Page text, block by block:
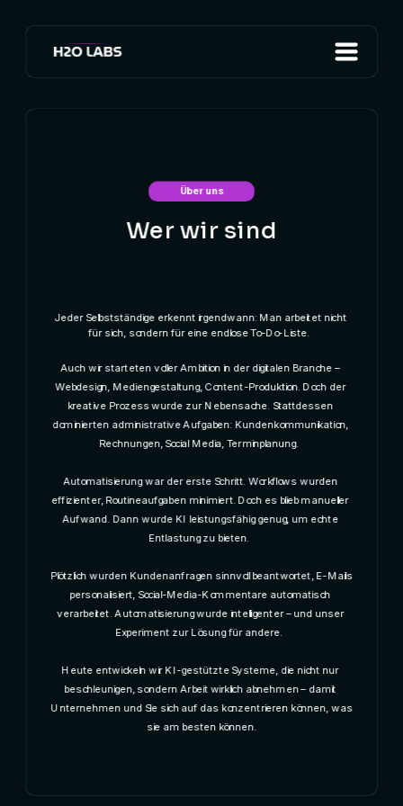
Über uns
Wer wir sind
Jeder Selbstständige erkennt irgendwann: Man arbeitet nicht
für sich, sondern für eine endlose To-Do-Liste.
Auch wir starteten voller Ambition in der digitalen Branche –
Webdesign, Mediengestaltung, Content-Produktion. Doch der
kreative Prozess wurde zur Nebensache. Stattdessen
dominierten administrative Aufgaben: Kundenkommunikation,
Rechnungen, Social Media, Terminplanung.
Automatisierung war der erste Schritt. Workflows wurden
effizienter, Routineaufgaben minimiert. Doch es blieb manueller
Aufwand. Dann wurde KI leistungsfähig genug, um echte
Entlastung zu bieten.
Plötzlich wurden Kundenanfragen sinnvoll beantwortet, E-Mails
personalisiert, Social-Media-Kommentare automatisch
verarbeitet. Automatisierung wurde intelligenter – und unser
Experiment zur Lösung für andere.
Heute entwickeln wir KI-gestützte Systeme, die nicht nur
beschleunigen, sondern Arbeit wirklich abnehmen – damit
Unternehmen und Sie sich auf das konzentrieren können, was
sie am besten können.